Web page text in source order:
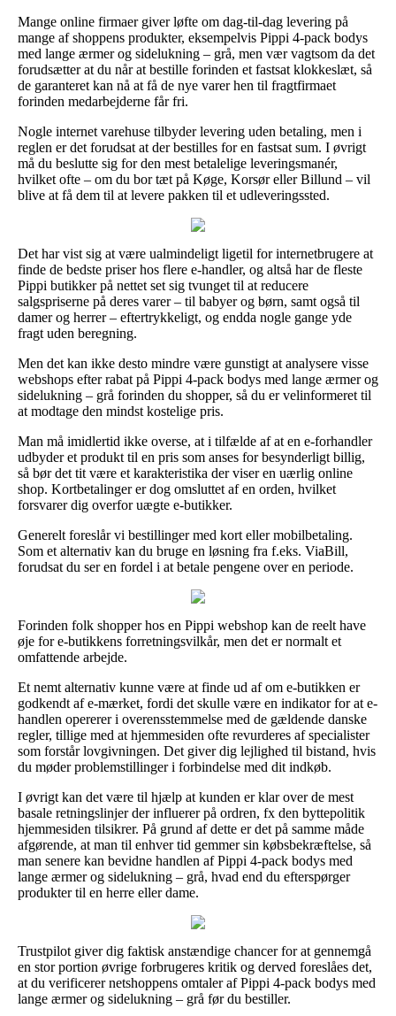
Mange online firmaer giver løfte om dag-til-dag levering på
mange af shoppens produkter, eksempelvis Pippi 4-pack bodys
med lange ærmer og sidelukning – grå, men vær vagtsom da det
forudsætter at du når at bestille forinden et fastsat klokkeslæt, så
de garanteret kan nå at få de nye varer hen til fragtfirmaet
forinden medarbejderne får fri.
Nogle internet varehuse tilbyder levering uden betaling, men i
reglen er det forudsat at der bestilles for en fastsat sum. I øvrigt
må du beslutte sig for den mest betalelige leveringsmanér,
hvilket ofte – om du bor tæt på Køge, Korsør eller Billund – vil
blive at få dem til at levere pakken til et udleveringssted.
Det har vist sig at være ualmindeligt ligetil for internetbrugere at
finde de bedste priser hos flere e-handler, og altså har de fleste
Pippi butikker på nettet set sig tvunget til at reducere
salgspriserne på deres varer – til babyer og børn, samt også til
damer og herrer – eftertrykkeligt, og endda nogle gange yde
fragt uden beregning.
Men det kan ikke desto mindre være gunstigt at analysere visse
webshops efter rabat på Pippi 4-pack bodys med lange ærmer og
sidelukning – grå forinden du shopper, så du er velinformeret til
at modtage den mindst kostelige pris.
Man må imidlertid ikke overse, at i tilfælde af at en e-forhandler
udbyder et produkt til en pris som anses for besynderligt billig,
så bør det tit være et karakteristika der viser en uærlig online
shop. Kortbetalinger er dog omsluttet af en orden, hvilket
forsvarer dig overfor uægte e-butikker.
Generelt foreslår vi bestillinger med kort eller mobilbetaling.
Som et alternativ kan du bruge en løsning fra f.eks. ViaBill,
forudsat du ser en fordel i at betale pengene over en periode.
Forinden folk shopper hos en Pippi webshop kan de reelt have
øje for e-butikkens forretningsvilkår, men det er normalt et
omfattende arbejde.
Et nemt alternativ kunne være at finde ud af om e-butikken er
godkendt af e-mærket, fordi det skulle være en indikator for at e-
handlen opererer i overensstemmelse med de gældende danske
regler, tillige med at hjemmesiden ofte revurderes af specialister
som forstår lovgivningen. Det giver dig lejlighed til bistand, hvis
du møder problemstillinger i forbindelse med dit indkøb.
I øvrigt kan det være til hjælp at kunden er klar over de mest
basale retningslinjer der influerer på ordren, fx den byttepolitik
hjemmesiden tilsikrer. På grund af dette er det på samme måde
afgørende, at man til enhver tid gemmer sin købsbekræftelse, så
man senere kan bevidne handlen af Pippi 4-pack bodys med
lange ærmer og sidelukning – grå, hvad end du efterspørger
produkter til en herre eller dame.
Trustpilot giver dig faktisk anstændige chancer for at gennemgå
en stor portion øvrige forbrugeres kritik og derved foreslåes det,
at du verificerer netshoppens omtaler af Pippi 4-pack bodys med
lange ærmer og sidelukning – grå før du bestiller.